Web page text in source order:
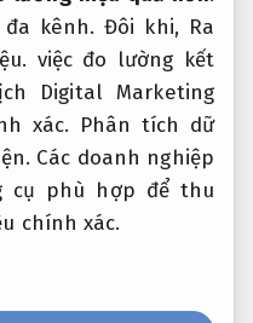
kênh. Đôi khi, Ra
việc đo lường kết
Digital Marketing
xác. Phân tích dữ
Các doanh nghiệp
cụ phù hợp để thu
chính xác.